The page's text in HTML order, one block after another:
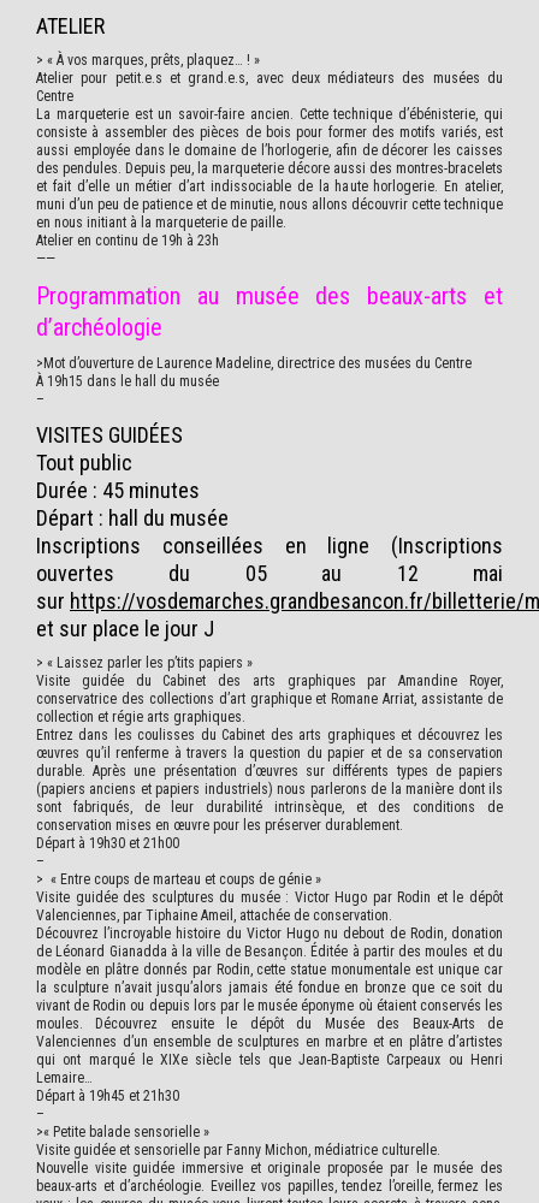
ATELIER
> « À vos marques, prêts, plaquez… ! »
Atelier pour petit.e.s et grand.e.s, avec deux médiateurs des musées du
Centre
La marqueterie est un savoir-faire ancien. Cette technique d’ébénisterie, qui
consiste à assembler des pièces de bois pour former des motifs variés, est
aussi employée dans le domaine de l’horlogerie, afin de décorer les caisses
des pendules. Depuis peu, la marqueterie décore aussi des montres-bracelets
et fait d’elle un métier d’art indissociable de la haute horlogerie. En atelier,
muni d’un peu de patience et de minutie, nous allons découvrir cette technique
en nous initiant à la marqueterie de paille.
Atelier en continu de 19h à 23h
——
Programmation au musée des beaux-arts et
d’archéologie
> Mot d’ouverture de Laurence Madeline, directrice des musées du Centre
À 19h15 dans le hall du musée
–
VISITES GUIDÉES
Tout public
Durée : 45 minutes
Départ : hall du musée
Inscriptions conseillées en ligne (Inscriptions
ouvertes du 05 au 12 mai
sur https://vosdemarches.grandbesancon.fr/billetterie/
et sur place le jour J
> « Laissez parler les p’tits papiers »
Visite guidée du Cabinet des arts graphiques par Amandine Royer,
conservatrice des collections d’art graphique et Romane Arriat, assistante de
collection et régie arts graphiques.
Entrez dans les coulisses du Cabinet des arts graphiques et découvrez les
œuvres qu’il renferme à travers la question du papier et de sa conservation
durable. Après une présentation d’œuvres sur différents types de papiers
(papiers anciens et papiers industriels) nous parlerons de la manière dont ils
sont fabriqués, de leur durabilité intrinsèque, et des conditions de
conservation mises en œuvre pour les préserver durablement.
Départ à 19h30 et 21h00
–
> « Entre coups de marteau et coups de génie »
Visite guidée des sculptures du musée : Victor Hugo par Rodin et le dépôt
Valenciennes, par Tiphaine Ameil, attachée de conservation.
Découvrez l’incroyable histoire du Victor Hugo nu debout de Rodin, donation
de Léonard Gianadda à la ville de Besançon. Éditée à partir des moules et du
modèle en plâtre donnés par Rodin, cette statue monumentale est unique car
la sculpture n’avait jusqu’alors jamais été fondue en bronze que ce soit du
vivant de Rodin ou depuis lors par le musée éponyme où étaient conservés les
moules. Découvrez ensuite le dépôt du Musée des Beaux-Arts de
Valenciennes d’un ensemble de sculptures en marbre et en plâtre d’artistes
qui ont marqué le XIXe siècle tels que Jean-Baptiste Carpeaux ou Henri
Lemaire…
Départ à 19h45 et 21h30
–
>« Petite balade sensorielle »
Visite guidée et sensorielle par Fanny Michon, médiatrice culturelle.
Nouvelle visite guidée immersive et originale proposée par le musée des
beaux-arts et d’archéologie. Eveillez vos papilles, tendez l’oreille, fermez les